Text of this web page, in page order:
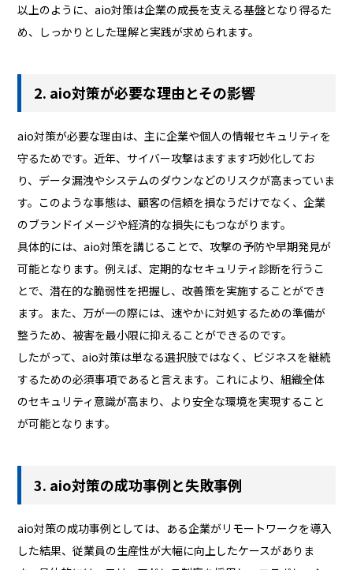
以上のように、aio対策は企業の成長を支える基盤となり得るた
め、しっかりとした理解と実践が求められます。
2. aio対策が必要な理由とその影響
aio対策が必要な理由は、主に企業や個人の情報セキュリティを
守るためです。近年、サイバー攻撃はますます巧妙化してお
り、データ漏洩やシステムのダウンなどのリスクが高まっていま
す。このような事態は、顧客の信頼を損なうだけでなく、企業
のブランドイメージや経済的な損失にもつながります。
具体的には、aio対策を講じることで、攻撃の予防や早期発見が
可能となります。例えば、定期的なセキュリティ診断を行うこ
とで、潜在的な脆弱性を把握し、改善策を実施することができ
ます。また、万が一の際には、速やかに対処するための準備が
整うため、被害を最小限に抑えることができるのです。
したがって、aio対策は単なる選択肢ではなく、ビジネスを継続
するための必須事項であると言えます。これにより、組織全体
のセキュリティ意識が高まり、より安全な環境を実現すること
が可能となります。
3. aio対策の成功事例と失敗事例
aio対策の成功事例としては、ある企業がリモートワークを導入
した結果、従業員の生産性が大幅に向上したケースがありま